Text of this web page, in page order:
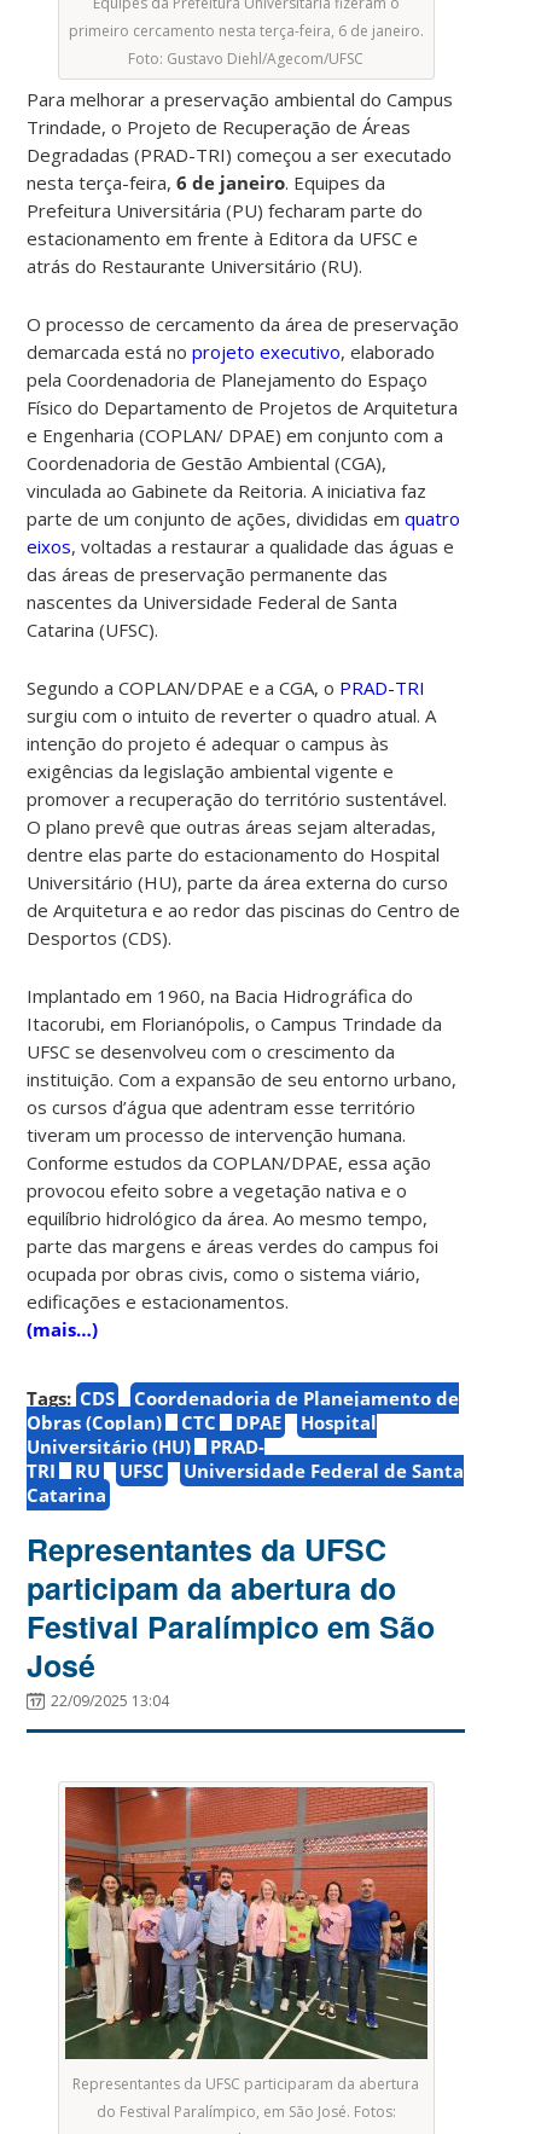
primeiro cercamento nesta terça-feira, 6 de janeiro.
Foto: Gustavo Diehl/Agecom/UFSC
Para melhorar a preservação ambiental do Campus
Trindade, o Projeto de Recuperação de Áreas
Degradadas (PRAD-TRI) começou a ser executado
nesta terça-feira,6 de janeiro. Equipes da
Prefeitura Universitária (PU) fecharam parte do
estacionamento em frente à Editora da UFSC e
atrás do Restaurante Universitário (RU).
O processo de cercamento da área de preservação
demarcada está noprojeto executivo, elaborado
pela Coordenadoria de Planejamento do Espaço
Físico do Departamento de Projetos de Arquitetura
e Engenharia (COPLAN/ DPAE) em conjunto com a
Coordenadoria de Gestão Ambiental (CGA),
vinculada ao Gabinete da Reitoria. A iniciativa faz
parte de um conjunto de ações, divididas emquatro
eixos, voltadas arestaurar a qualidade das águas e
das áreas de preservação permanente das
nascentes da Universidade Federal de Santa
Catarina (UFSC).
Segundo a COPLAN/DPAE e a CGA, o PRAD-TRI
surgiu com o intuito de reverter o quadro atual. A
intenção do projeto é adequar o campus às
exigências da legislação ambiental vigente e
promover a recuperação do território sustentável.
O plano prevê que outras áreas sejam alteradas,
dentre elas parte do estacionamento do Hospital
Universitário (HU), parte da área externa do curso
de Arquitetura e ao redor das piscinas do Centro de
Desportos (CDS).
Implantado em 1960, na Bacia Hidrográfica do
Itacorubi, em Florianópolis, o Campus Trindade da
UFSC se desenvolveu com o crescimento da
instituição. Com a expansão de seu entorno urbano,
os cursos d’água que adentram esse território
tiveram um processo de intervenção humana.
Conforme estudos da COPLAN/DPAE, essa ação
provocou efeito sobre a vegetação nativa e o
equilíbrio hidrológico da área. Ao mesmo tempo,
parte das margens e áreas verdes do campus foi
ocupada por obras civis, como o sistema viário,
edificações e estacionamentos.
(mais…)
Tags: CDS
Coordenadoria de Planejamento de
Obras (Coplan)
CTC DPAE
Hospital
Universitário (HU)
PRAD-
TRI
RU UFSC
Universidade Federal de Santa
Catarina
Representantes da UFSC
participam da abertura do
Festival Paralímpico em São
José
22/09/2025 13:04
Representantes da UFSC participaram da abertura
do Festival Paralímpico, em São José. Fotos: